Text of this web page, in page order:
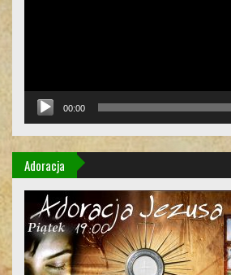
00:00
Adoracja